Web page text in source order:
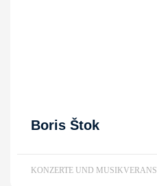
Boris Štok
KONZERTE UND